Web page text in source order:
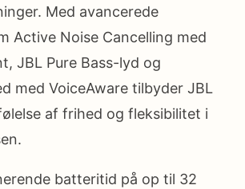
Med avancerede
Active Noise Cancelling med
JBL Pure Bass-lyd og
med VoiceAware tilbyder JBL
af frihed og fleksibilitet i
batteritid på op til 32